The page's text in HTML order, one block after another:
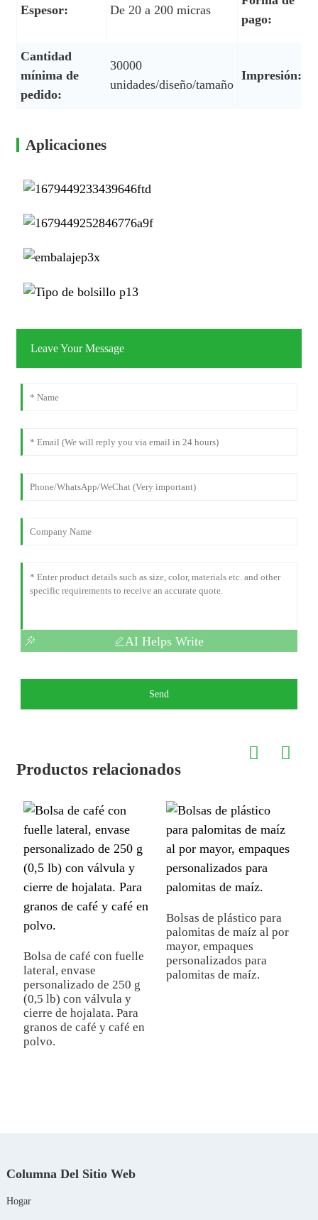
Espesor: De 20 a 200 micras
pago:
Cantidad
mínima de
pedido:
30000
unidades/diseño/tamaño
Impresión:
Aplicaciones
Leave Your Message
AI Helps Write
Send
Productos relacionados
Bolsa de café con fuelle
lateral, envase
personalizado de 250 g
(0,5 lb) con válvula y
cierre de hojalata. Para
granos de café y café en
polvo.
Bolsas de plástico para
palomitas de maíz al por
mayor, empaques
personalizados para
palomitas de maíz.
Columna Del Sitio Web
Hogar